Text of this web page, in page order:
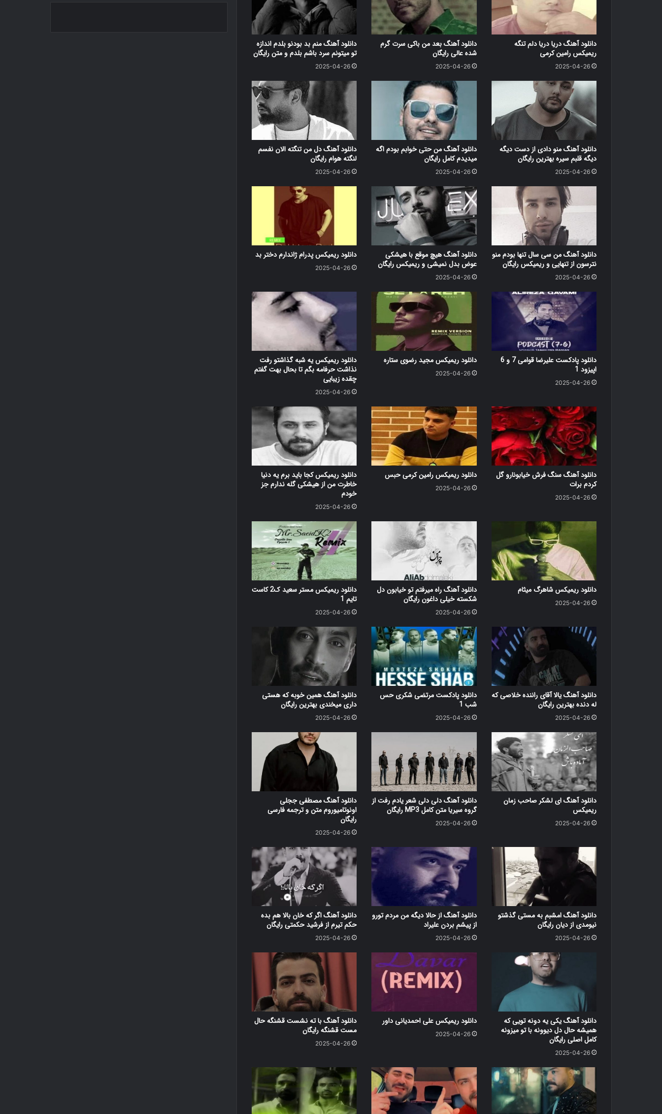
دانلود آهنگ دریا دریا دلم تنگه
ریمیکس رامین کرمی
2025-04-26
دانلود آهنگ بعد من باکی سرت گرم
شده عالی رایگان
2025-04-26
دانلود آهنگ منم بد بودنو بلدم اندازه
تو میتونم سرد باشم بلدم و متن رایگان
2025-04-26
دانلود آهنگ منو دادی از دست دیگه
دیگه قلبم سیره بهترین رایگان
2025-04-26
دانلود آهنگ من حتی خوابم بودم اگه
میدیدم کامل رایگان
2025-04-26
دانلود آهنگ دل من تنگته الان نفسم
لنگته هوام رایگان
2025-04-26
دانلود آهنگ من سی سال تنها بودم منو
نترسون از تنهایی و ریمیکس رایگان
2025-04-26
دانلود آهنگ هیچ موقع با هیشکی
عوض بدل نمیشی و ریمیکس رایگان
2025-04-26
دانلود ریمیکس پدرام ژاندارم دختر بد
2025-04-26
دانلود پادکست علیرضا قوامی 7 و 6
اپیزود 1
2025-04-26
دانلود ریمیکس مجید رضوی ستاره
2025-04-26
دانلود ریمیکس یه شبه گذاشتو رفت
نذاشت حرفامه بگم تا بحال بهت گفتم
چقده زیبایی
2025-04-26
دانلود آهنگ سنگ فرش خیابونارو گل
کردم برات
2025-04-26
دانلود ریمیکس رامین کرمی حبس
2025-04-26
دانلود ریمیکس کجا باید برم یه دنیا
خاطرت من از هیشکی گله ندارم جز
خودم
2025-04-26
دانلود ریمیکس شاهرگ میثام
2025-04-26
دانلود آهنگ راه میرفتم تو خیابون دل
شکسته خیلی داغون رایگان
2025-04-26
دانلود ریمیکس مستر سعید ک2 کاست
تایم 1
2025-04-26
دانلود آهنگ یالا آقای راننده خلاصی که
له دنده بهترین رایگان
2025-04-26
دانلود پادکست مرتضی شکری حس
شب 1
2025-04-26
دانلود آهنگ همین خوبه که هستی
داری میخندی بهترین رایگان
2025-04-26
دانلود آهنگ ای لشکر صاحب زمان
ریمیکس
2025-04-26
دانلود آهنگ دلی دلی شعر یادم رفت از
گروه سیریا متن کامل MP3 رایگان
2025-04-26
دانلود آهنگ مصطفی ججلی
اونوتامیوروم متن و ترجمه فارسی
رایگان
2025-04-26
دانلود آهنگ امشبم به مستی گذشتو
نیومدی از دیان رایگان
2025-04-26
دانلود آهنگ از حالا دیگه من مردم تورو
از پیشم بردن علیراد
2025-04-26
دانلود آهنگ اگر که خان بالا هم بده
حکم تیرم از فرشید حکمتی رایگان
2025-04-26
دانلود آهنگ یکی یه دونه تویی که
همیشه حال دل دیوونه با تو میزونه
کامل اصلی رایگان
2025-04-26
دانلود ریمیکس علی احمدیانی داور
2025-04-26
دانلود آهنگ با ته نشست قشنگه حال
مست قشنگه رایگان
2025-04-26